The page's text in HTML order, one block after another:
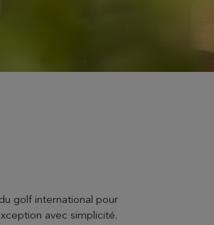
golf international pour
avec simplicité.